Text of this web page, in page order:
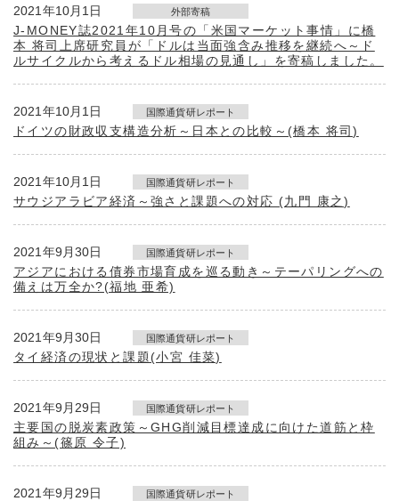
2021年10月1日 外部寄稿
J-MONEY誌2021年10月号の「米国マーケット事情」に橋
本 将司上席研究員が「ドルは当面強含み推移を継続へ～ド
ルサイクルから考えるドル相場の見通し」を寄稿しました。
2021年10月1日 国際通貨研レポート
ドイツの財政収支構造分析～日本との比較～(橋本 将司)
2021年10月1日 国際通貨研レポート
サウジアラビア経済～強さと課題への対応 (九門 康之)
2021年9月30日 国際通貨研レポート
アジアにおける債券市場育成を巡る動き～テーパリングへの
備えは万全か?(福地 亜希)
2021年9月30日 国際通貨研レポート
タイ経済の現状と課題(小宮 佳菜)
2021年9月29日 国際通貨研レポート
主要国の脱炭素政策～GHG削減目標達成に向けた道筋と枠
組み～(篠原 令子)
2021年9月29日 国際通貨研レポート